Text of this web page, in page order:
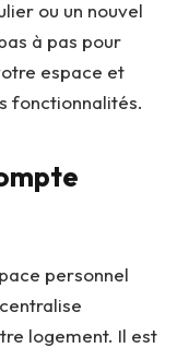
ou un nouvel
à pas pour
espace et
fonctionnalités.
personnel
logement. Il est